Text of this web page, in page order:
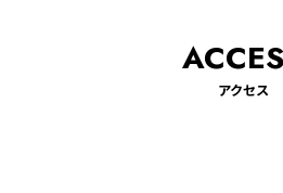
アクセス